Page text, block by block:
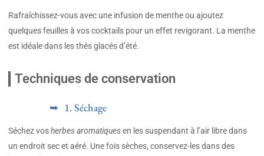
Rafraîchissez-vous avec une infusion de menthe ou ajoutez
quelques feuilles à vos cocktails pour un effet revigorant. La menthe
est idéale dans les thés glacés d’été.
Techniques de conservation
1. Séchage
Séchez vosherbes aromatiquesen les suspendant à l’air libre dans
un endroit sec et aéré. Une fois sèches, conservez-les dans des